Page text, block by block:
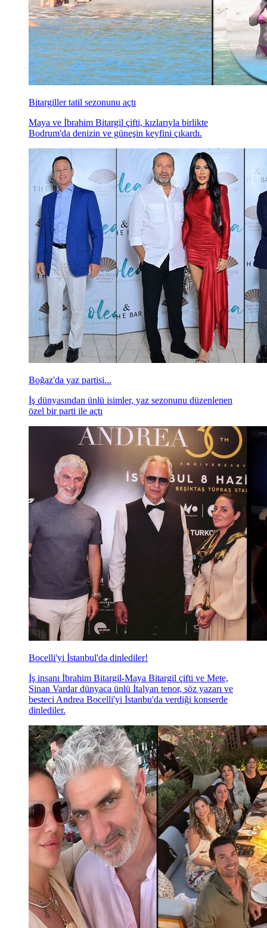
Bitargiller tatil sezonunu açtı
Maya ve İbrahim Bitargil çifti, kızlarıyla birlikte
Bodrum'da denizin ve güneşin keyfini çıkardı.
Boğaz'da yaz partisi...
İş dünyasından ünlü isimler, yaz sezonunu düzenlenen
özel bir parti ile açtı
Bocelli'yi İstanbul'da dinlediler!
İş insanı İbrahim Bitargil-Maya Bitargil çifti ve Mete,
Sinan Vardar dünyaca ünlü İtalyan tenor, söz yazarı ve
besteci Andrea Bocelli'yi İstanbu'da verdiği konserde
dinlediler.